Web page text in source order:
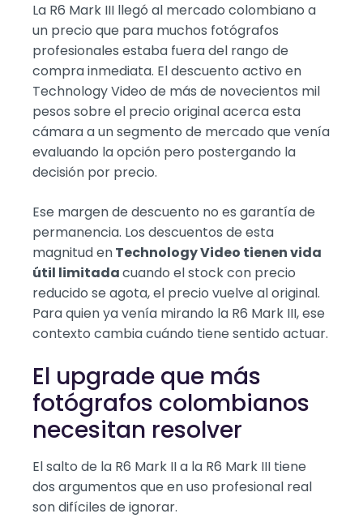
La R6 Mark III llegó al mercado colombiano a
un precio que para muchos fotógrafos
profesionales estaba fuera del rango de
compra inmediata. El descuento activo en
Technology Video de más de novecientos mil
pesos sobre el precio original acerca esta
cámara a un segmento de mercado que venía
evaluando la opción pero postergando la
decisión por precio.
Ese margen de descuento no es garantía de
permanencia. Los descuentos de esta
magnitud enTechnology Video tienen vida
útil limitadacuando el stock con precio
reducido se agota, el precio vuelve al original.
Para quien ya venía mirando la R6 Mark III, ese
contexto cambia cuándo tiene sentido actuar.
El upgrade que más
fotógrafos colombianos
necesitan resolver
El salto de la R6 Mark II a la R6 Mark III tiene
dos argumentos que en uso profesional real
son difíciles de ignorar.